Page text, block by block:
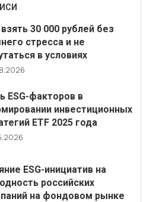
взять 30 000 рублей без
стресса и не
в условиях
ESG-факторов в
инвестиционных
ETF 2025 года
ESG-инициатив на
российских
на фондовом рынке